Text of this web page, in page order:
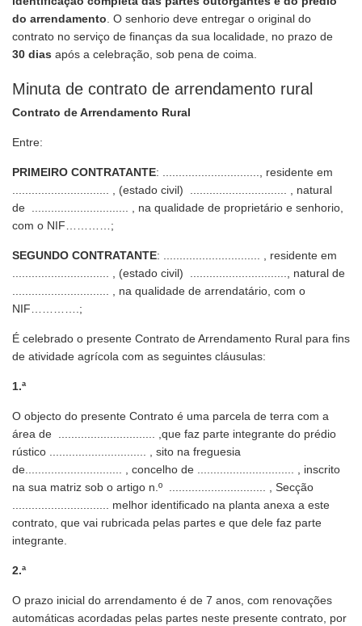
do arrendamento . O senhorio deve entregar o original do
contrato no serviço de finanças da sua localidade, no prazo de
30 dias após a celebração, sob pena de coima.
Minuta de contrato de arrendamento rural
Contrato de Arrendamento Rural
Entre:
PRIMEIRO CONTRATANTE: .............................., residente em
.............................. , (estado civil) .............................. , natural
de .............................. , na qualidade de proprietário e senhorio,
com o NIF…………;
SEGUNDO CONTRATANTE: .............................. , residente em
.............................. , (estado civil) .............................., natural de
.............................. , na qualidade de arrendatário, com o
NIF………….;
É celebrado o presente Contrato de Arrendamento Rural para fins
de atividade agrícola com as seguintes cláusulas:
1.ª
O objecto do presente Contrato é uma parcela de terra com a
área de .............................. ,que faz parte integrante do prédio
rústico .............................. , sito na freguesia
de.............................. , concelho de .............................. , inscrito
na sua matriz sob o artigo n.º .............................. , Secção
.............................. melhor identificado na planta anexa a este
contrato, que vai rubricada pelas partes e que dele faz parte
integrante.
2.ª
O prazo inicial do arrendamento é de 7 anos, com renovações
automáticas acordadas pelas partes neste presente contrato, por